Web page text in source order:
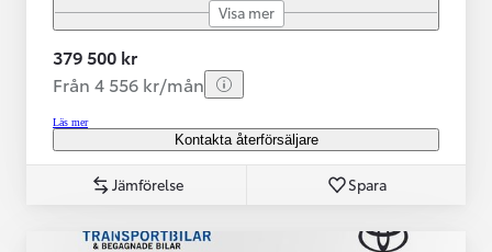
Visa mer
379 500 kr
Från 4 556 kr/mån
Läs mer
Kontakta återförsäljare
Jämförelse Spara